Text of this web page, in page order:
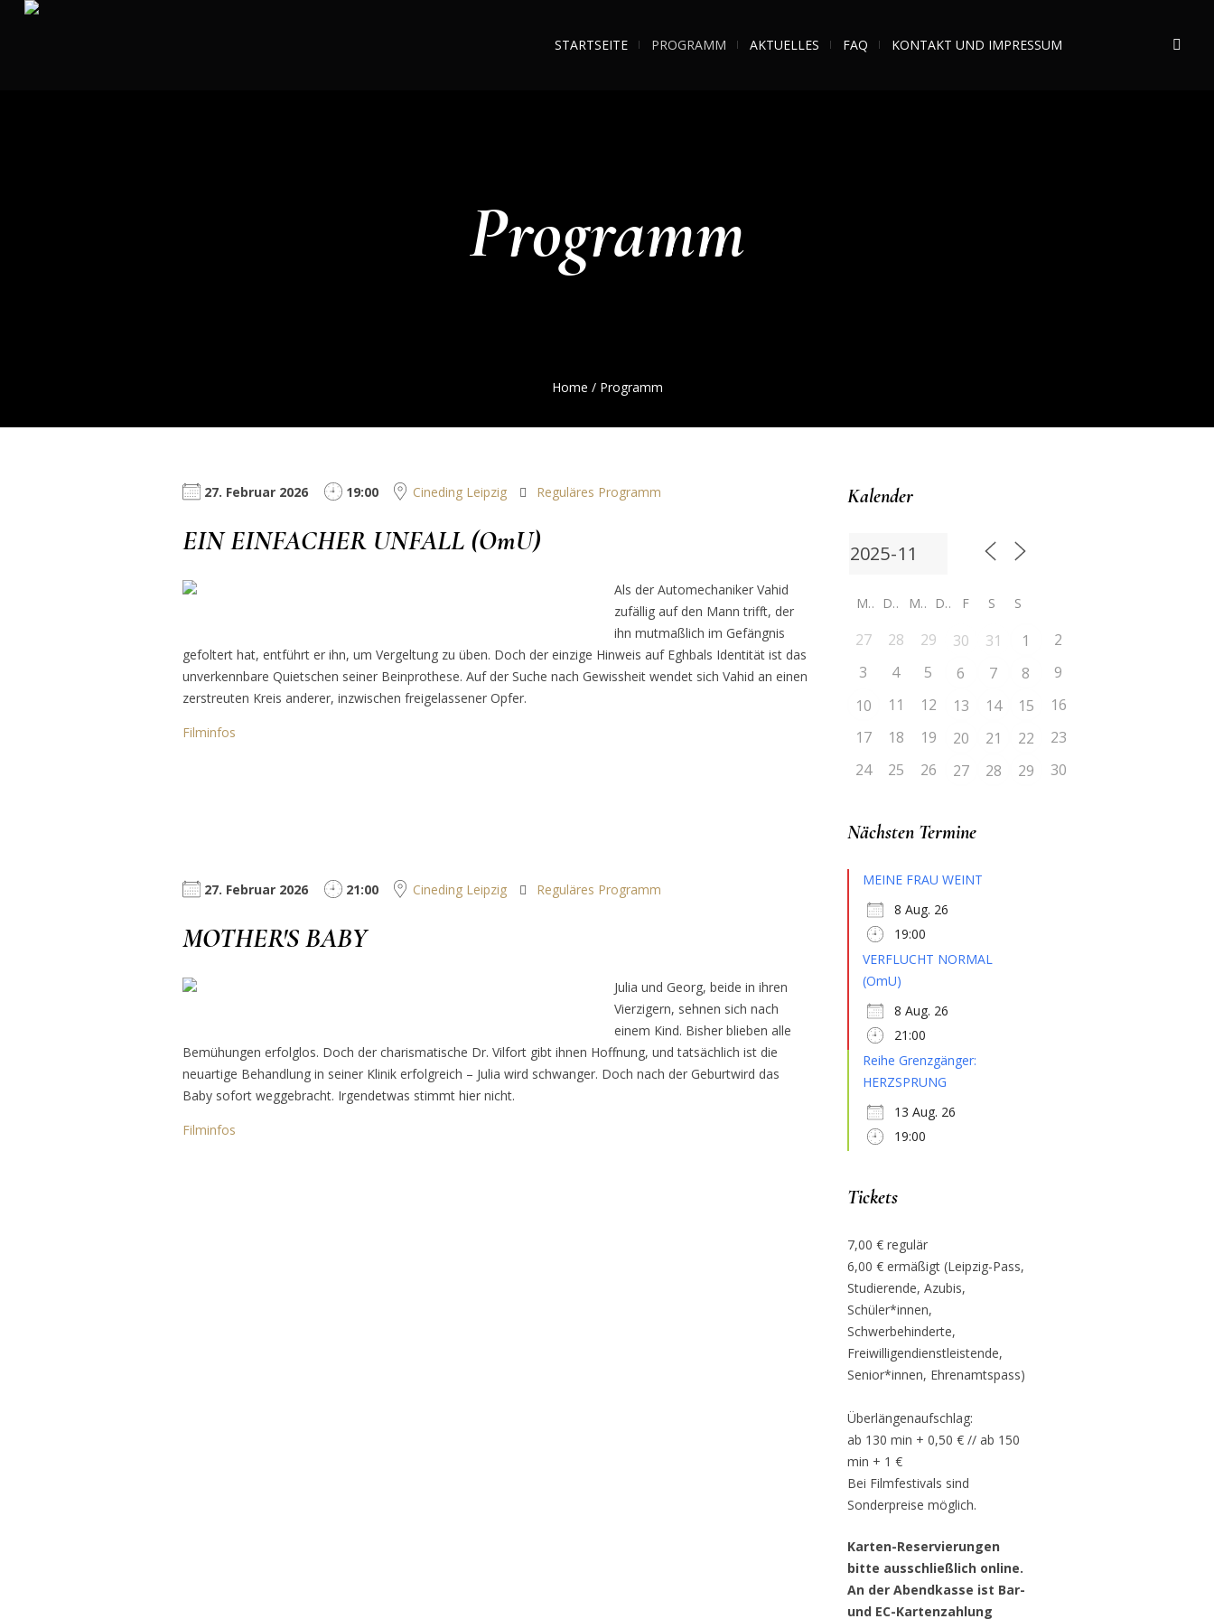
STARTSEITE PROGRAMM AKTUELLES FAQ KONTAKT UND IMPRESSUM
Programm
Home / Programm
27. Februar 2026 19:00 Cineding Leipzig Reguläres Programm
EIN EINFACHER UNFALL (OmU)
Als der Automechaniker Vahid
zufällig auf den Mann trifft, der
ihn mutmaßlich im Gefängnis
gefoltert hat, entführt er ihn, um Vergeltung zu üben. Doch der einzige Hinweis auf Eghbals Identität ist das
unverkennbare Quietschen seiner Beinprothese. Auf der Suche nach Gewissheit wendet sich Vahid an einen
zerstreuten Kreis anderer, inzwischen freigelassener Opfer.
Filminfos
27. Februar 2026 21:00 Cineding Leipzig Reguläres Programm
MOTHER'S BABY
Julia und Georg, beide in ihren
Vierzigern, sehnen sich nach
einem Kind. Bisher blieben alle
Bemühungen erfolglos. Doch der charismatische Dr. Vilfort gibt ihnen Hoffnung, und tatsächlich ist die
neuartige Behandlung in seiner Klinik erfolgreich – Julia wird schwanger. Doch nach der Geburtwird das
Baby sofort weggebracht. Irgendetwas stimmt hier nicht.
Filminfos
Kalender
M D M D F S S
27 28 29 30 31 1
2
3
4 5 6 7 8
9
10
11 12 13 14 15
16
17
18 19 20 21 22
23
24
25 26 27 28 29 30
Nächsten Termine
MEINE FRAU WEINT
8 Aug. 26
19:00
VERFLUCHT NORMAL
(OmU)
8 Aug. 26
21:00
Reihe Grenzgänger:
HERZSPRUNG
13 Aug. 26
19:00
Tickets
7,00 € regulär
6,00 € ermäßigt (Leipzig-Pass,
Studierende, Azubis,
Schüler*innen,
Schwerbehinderte,
Freiwilligendienstleistende,
Senior*innen, Ehrenamtspass)
Überlängenaufschlag:
ab 130 min + 0,50 € // ab 150
min + 1 €
Bei Filmfestivals sind
Sonderpreise möglich.
Karten-Reservierungen
bitte ausschließlich online.
An der Abendkasse ist Bar-
und EC-Kartenzahlung